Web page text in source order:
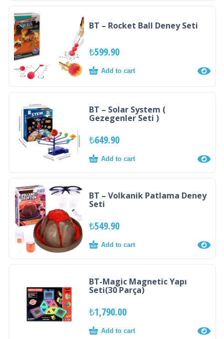
BT – Rocket Ball Deney Seti
₺599.90
Add to cart
BT – Solar System (
Gezegenler Seti )
₺649.90
Add to cart
BT – Volkanik Patlama Deney
Seti
₺549.90
Add to cart
BT-Magic Magnetic Yapı
Seti(30 Parça)
₺1,790.00
Add to cart